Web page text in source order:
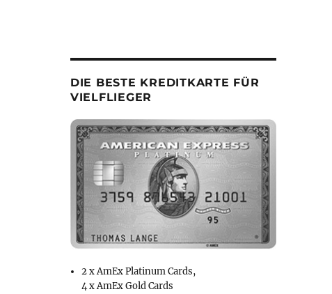
DIE BESTE KREDITKARTE FÜR
VIELFLIEGER
2 x AmEx Platinum Cards,
4 x AmEx Gold Cards